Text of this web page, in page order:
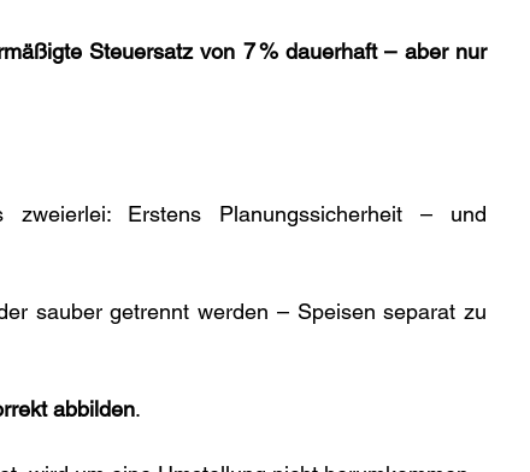
Steuersatz von 7 % dauerhaft – aber nur
zweierlei: Erstens Planungssicherheit – und
sauber getrennt werden – Speisen separat zu
abbilden.